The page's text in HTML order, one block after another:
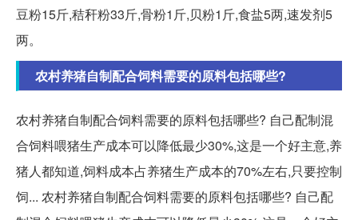
豆粉15斤,秸秆粉33斤,骨粉1斤,贝粉1斤,食盐5两,速发剂5
两。
农村养猪自制配合饲料需要的原料包括哪些?
农村养猪自制配合饲料需要的原料包括哪些? 自己配制混
合饲料喂猪生产成本可以降低最少30%,这是一个好主意,养
猪人都知道,饲料成本占养猪生产成本的70%左右,只要控制
饲... 农村养猪自制配合饲料需要的原料包括哪些? 自己配